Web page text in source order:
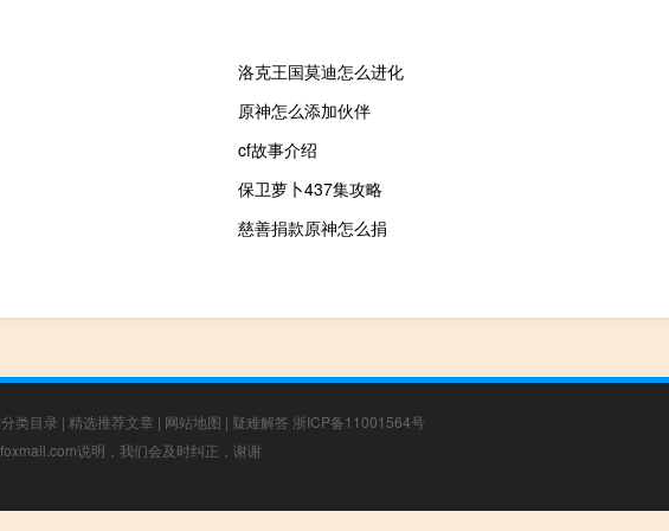
洛克王国莫迪怎么进化
原神怎么添加伙伴
cf故事介绍
保卫萝卜437集攻略
慈善捐款原神怎么捐
类目录 | 精选推荐文章 | 网站地图 | 疑难解答 浙ICP备11001564号
说明，我们会及时纠正，谢谢